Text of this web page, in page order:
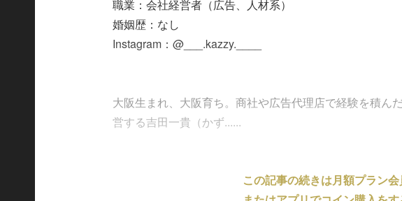
職業：会社経営者（広告、人材系）
婚姻歴：なし
Instagram：@___.kazzy.____
大阪生まれ、大阪育ち。商社や広告代理店で経験を積ん
営する吉田一貴（かず......
この記事の続きは月額プラン会